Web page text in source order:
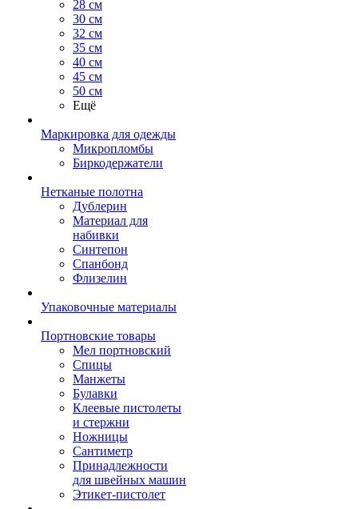
28 см
30 см
32 см
35 см
40 см
45 см
50 см
Ещё
Маркировка для одежды
Микропломбы
Биркодержатели
Нетканые полотна
Дублерин
Материал для
набивки
Синтепон
Спанбонд
Флизелин
Упаковочные материалы
Портновские товары
Мел портновский
Спицы
Манжеты
Булавки
Клеевые пистолеты
и стержни
Ножницы
Сантиметр
Принадлежности
для швейных машин
Этикет-пистолет